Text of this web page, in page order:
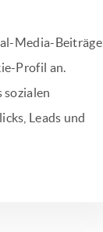
Media-Beiträge
Profil an.
sozialen
Leads und